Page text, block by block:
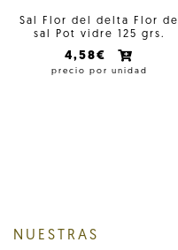
Sal Flor del delta Flor de
sal Pot vidre 125 grs.
4,58€
precio por unidad
NUESTRAS